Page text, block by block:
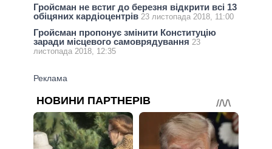
Гройсман не встиг до березня відкрити всі 13
обіцяних кардіоцентрів 23 листопада 2018, 11:00
Гройсман пропонує змінити Конституцію
заради місцевого самоврядування 23
листопада 2018, 12:35